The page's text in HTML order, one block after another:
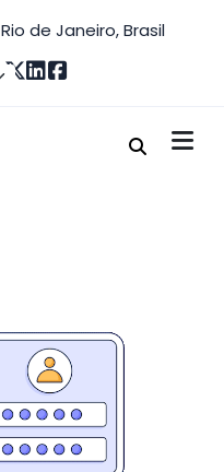
Rio de Janeiro, Brasil